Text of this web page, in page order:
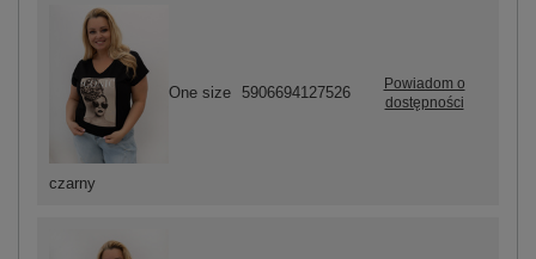
czarny
One size 5906694127526
Powiadom o
dostępności